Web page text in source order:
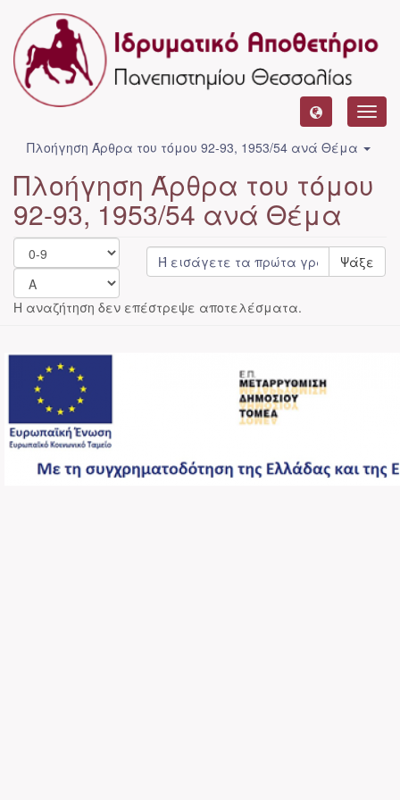
Πλοήγηση Άρθρα του τόμου 92-93, 1953/54 ανά Θέμα
Πλοήγηση Άρθρα του τόμου
92-93, 1953/54 ανά Θέμα
Ψάξε
Η αναζήτηση δεν επέστρεψε αποτελέσματα.